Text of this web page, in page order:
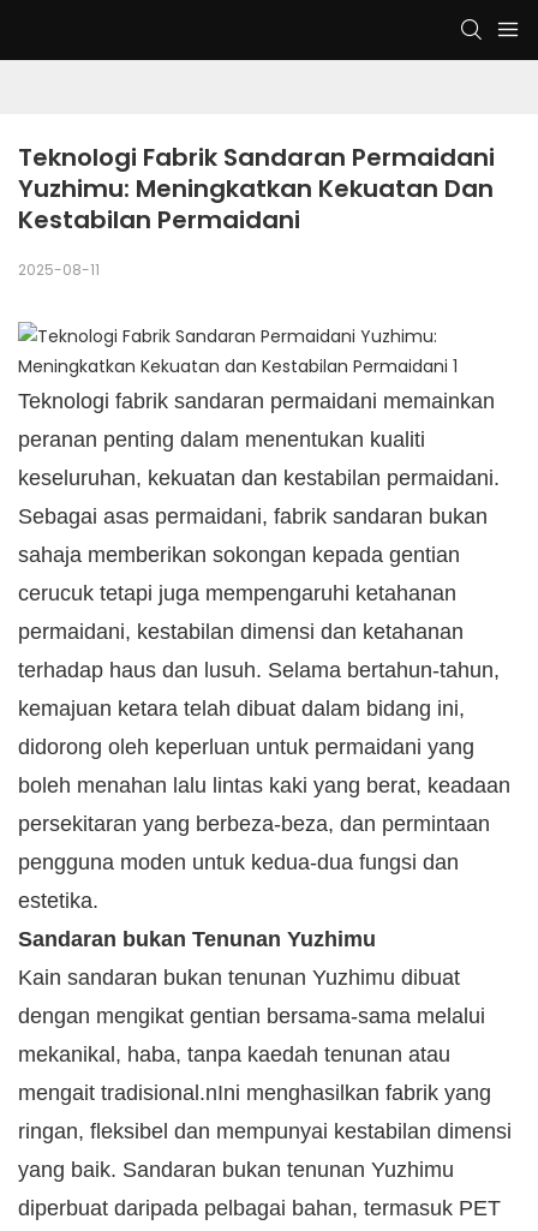
Teknologi Fabrik Sandaran Permaidani
Yuzhimu: Meningkatkan Kekuatan Dan
Kestabilan Permaidani
2025-08-11
Teknologi fabrik sandaran permaidani memainkan
peranan penting dalam menentukan kualiti
keseluruhan, kekuatan dan kestabilan permaidani.
Sebagai asas permaidani, fabrik sandaran bukan
sahaja memberikan sokongan kepada gentian
cerucuk tetapi juga mempengaruhi ketahanan
permaidani, kestabilan dimensi dan ketahanan
terhadap haus dan lusuh. Selama bertahun-tahun,
kemajuan ketara telah dibuat dalam bidang ini,
didorong oleh keperluan untuk permaidani yang
boleh menahan lalu lintas kaki yang berat, keadaan
persekitaran yang berbeza-beza, dan permintaan
pengguna moden untuk kedua-dua fungsi dan
estetika.​
Sandaran bukan Tenunan Yuzhimu​
Kain sandaran bukan tenunan Yuzhimu dibuat
dengan mengikat gentian bersama-sama melalui
mekanikal, haba, tanpa kaedah tenunan atau
mengait tradisional.nIni menghasilkan fabrik yang
ringan, fleksibel dan mempunyai kestabilan dimensi
yang baik. Sandaran bukan tenunan Yuzhimu
diperbuat daripada pelbagai bahan, termasuk PET